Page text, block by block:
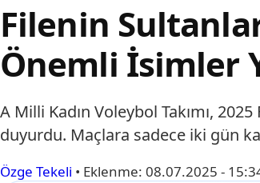
Filenin
Önemli İsimler
A Milli Kadın Voleybol Takımı,
duyurdu. Maçlara sadece iki gün
Özge Tekeli • Eklenme: 08.07.2025 -